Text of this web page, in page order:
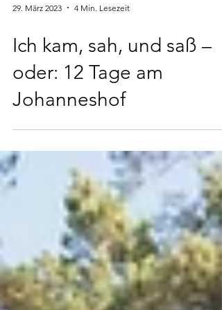
29. März 2023 4 Min. Lesezeit
Ich kam, sah, und saß –
Johanneshof